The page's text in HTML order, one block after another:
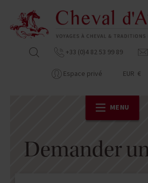
+33 (0)4 82 53 99 89
Espace privé EUR €
MENU
Demander